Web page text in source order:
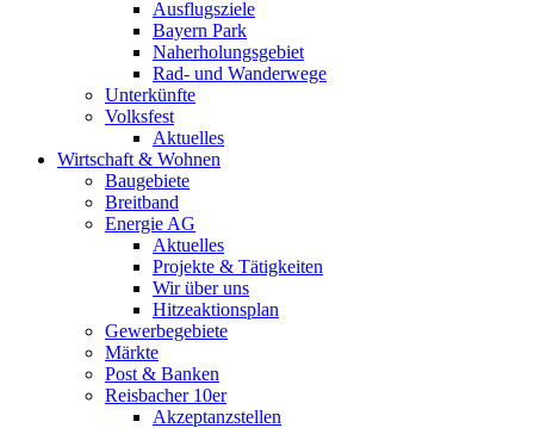
Ausflugsziele
Bayern Park
Naherholungsgebiet
Rad- und Wanderwege
Unterkünfte
Volksfest
Aktuelles
Wirtschaft & Wohnen
Baugebiete
Breitband
Energie AG
Aktuelles
Projekte & Tätigkeiten
Wir über uns
Hitzeaktionsplan
Gewerbegebiete
Märkte
Post & Banken
Reisbacher 10er
Akzeptanzstellen